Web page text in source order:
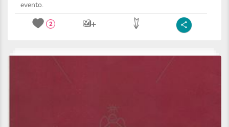
evento.
2